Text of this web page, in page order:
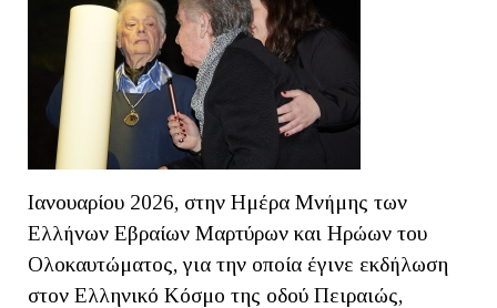
Ιανουαρίου 2026, στην Ημέρα Μνήμης των
Ελλήνων Εβραίων Μαρτύρων και Ηρώων του
Ολοκαυτώματος, για την οποία έγινε εκδήλωση
στον Ελληνικό Κόσμο της οδού Πειραιώς,